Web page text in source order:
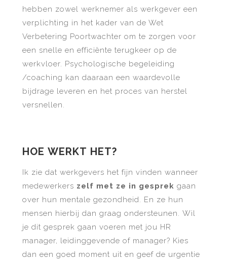
hebben zowel werknemer als werkgever een
verplichting in het kader van de Wet
Verbetering Poortwachter om te zorgen voor
een snelle en efficiënte terugkeer op de
werkvloer. Psychologische begeleiding
/coaching kan daaraan een waardevolle
bijdrage leveren en het proces van herstel
versnellen.
HOE WERKT HET?
Ik zie dat werkgevers het fijn vinden wanneer
medewerkers zelf met ze in gesprek gaan
over hun mentale gezondheid. En ze hun
mensen hierbij dan graag ondersteunen. Wil
je dit gesprek gaan voeren met jou HR
manager, leidinggevende of manager? Kies
dan een goed moment uit en geef de urgentie